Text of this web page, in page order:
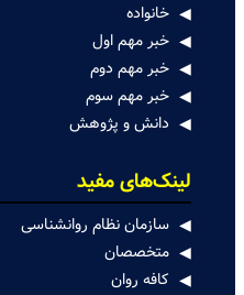
خانواده
خبر مهم اول
خبر مهم دوم
خبر مهم سوم
دانش و پژوهش
لینک‌های مفید
سازمان نظام روانشناسی
متخصصان
کافه روان